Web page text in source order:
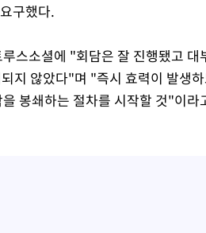
구했다.
스소셜에 "회담은 잘 진행됐고
지 않았다"며 "즉시 효력이 발생
봉쇄하는 절차를 시작할 것"이라